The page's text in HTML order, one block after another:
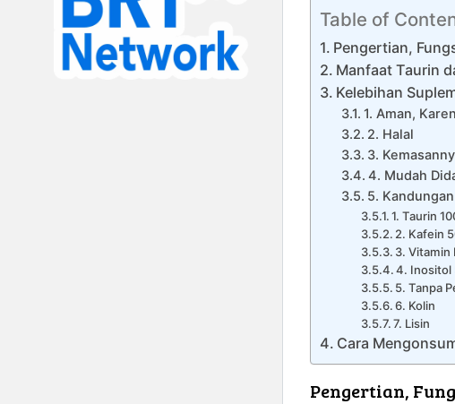
Table of
Pengertian,
Manfaat Taurin
Kelebihan
1. Aman,
2. Halal
3.
4. Mudah
5.
1. Taurin
2. Kafein
3. Vitamin
4. Inositol
5. Tanpa
6. Kolin
7. Lisin
Cara
Pengertian,